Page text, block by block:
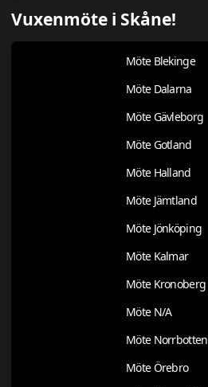
Vuxenmöte i Skåne!
Möte Blekinge
Möte Dalarna
Möte Gävleborg
Möte Gotland
Möte Halland
Möte Jämtland
Möte Jönköping
Möte Kalmar
Möte Kronoberg
Möte N/A
Möte Norrbotten
Möte Örebro